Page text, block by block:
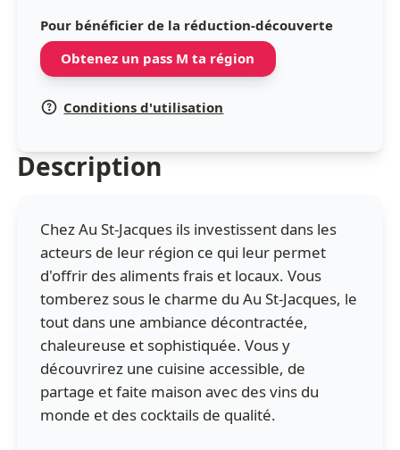
Pour bénéficier de la réduction-découverte
Obtenez un pass M ta région
Conditions d'utilisation
Description
Chez Au St-Jacques ils investissent dans les
acteurs de leur région ce qui leur permet
d'offrir des aliments frais et locaux. Vous
tomberez sous le charme du Au St-Jacques, le
tout dans une ambiance décontractée,
chaleureuse et sophistiquée. Vous y
découvrirez une cuisine accessible, de
partage et faite maison avec des vins du
monde et des cocktails de qualité.